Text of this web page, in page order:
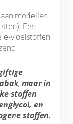
modellen
Een
e-vloeistoffen
,maar in
stoffen
en
stoffen.